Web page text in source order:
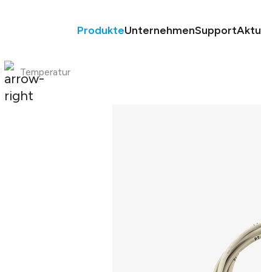
ProdukteUnternehmenSupport
Temperatur